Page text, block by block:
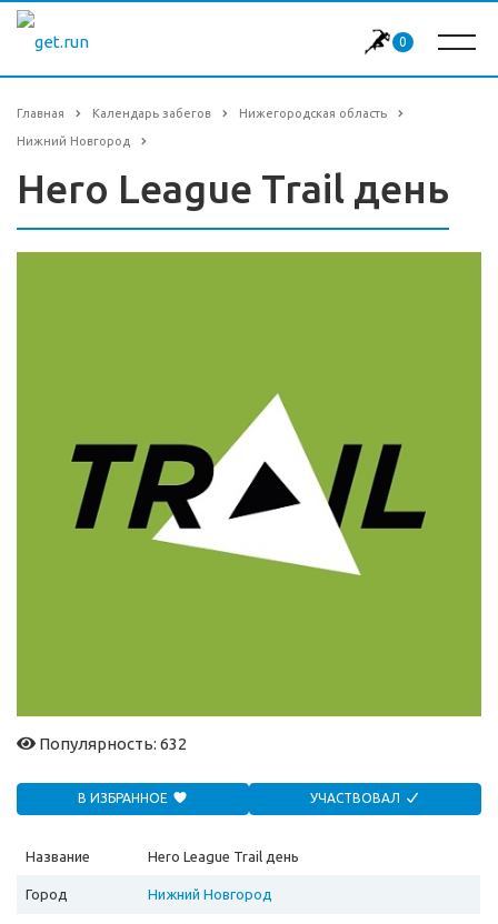
0
Главная Календарь забегов Нижегородская область
Нижний Новгород
Hero League Trail день
Популярность: 632
В ИЗБРАННОЕ УЧАСТВОВАЛ
Название Hero League Trail день
Город Нижний Новгород